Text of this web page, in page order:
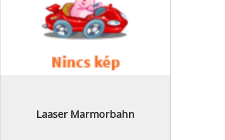
Laaser Marmorbahn